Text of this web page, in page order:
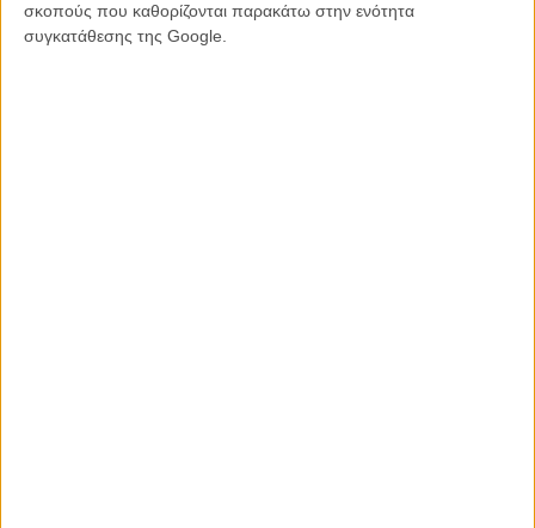
σκοπούς που καθορίζονται παρακάτω στην ενότητα
συγκατάθεσης της Google.